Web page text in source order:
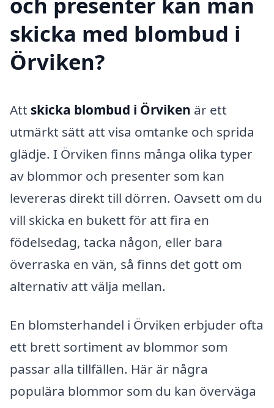
skicka med blombud i
Örviken?
Att skicka blombud i Örviken är ett
utmärkt sätt att visa omtanke och sprida
glädje. I Örviken finns många olika typer
av blommor och presenter som kan
levereras direkt till dörren. Oavsett om du
vill skicka en bukett för att fira en
födelsedag, tacka någon, eller bara
överraska en vän, så finns det gott om
alternativ att välja mellan.
En blomsterhandel i Örviken erbjuder ofta
ett brett sortiment av blommor som
passar alla tillfällen. Här är några
populära blommor som du kan överväga